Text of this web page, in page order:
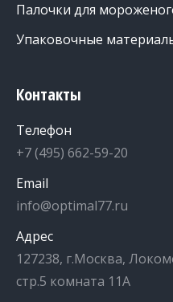
Палочки для
Упаковочные
Контакты
Телефон
+7 (495) 662-59-20
Email
info@optimal77.ru
Адрес
127238, г.Москва,
стр.5 комната 11А